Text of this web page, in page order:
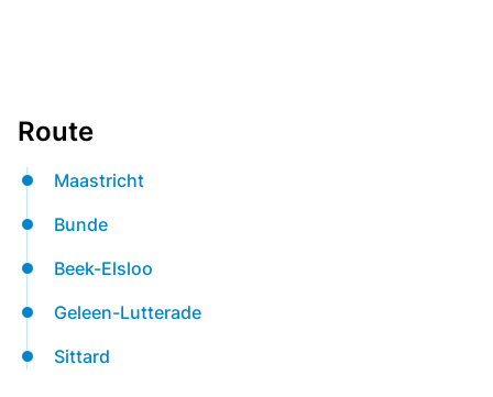
Route
Maastricht
Bunde
Beek-Elsloo
Geleen-Lutterade
Sittard